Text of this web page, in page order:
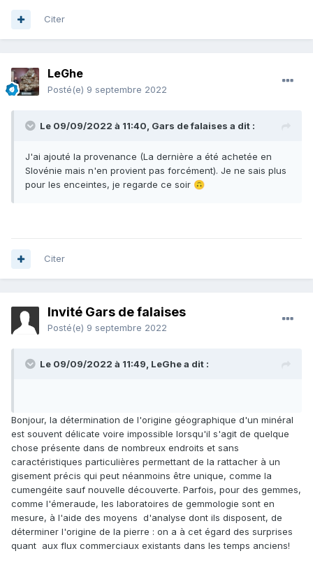
Citer
LeGhe
Posté(e) 9 septembre 2022
Le 09/09/2022 à 11:40, Gars de falaises a dit :
J'ai ajouté la provenance (La dernière a été achetée en
Slovénie mais n'en provient pas forcément). Je ne sais plus
pour les enceintes, je regarde ce soir 🙃
Citer
Invité Gars de falaises
Posté(e) 9 septembre 2022
Le 09/09/2022 à 11:49, LeGhea dit :
Bonjour, la détermination de l'origine géographique d'un minéral
est souvent délicate voire impossible lorsqu'il s'agit de quelque
chose présente dans de nombreux endroits et sans
caractéristiques particulières permettant de la rattacher à un
gisement précis qui peut néanmoins être unique, comme la
cumengéite sauf nouvelle découverte. Parfois, pour des gemmes,
comme l'émeraude, les laboratoires de gemmologie sont en
mesure, à l'aide des moyens d'analyse dont ils disposent, de
déterminer l'origine de la pierre : on a à cet égard des surprises
quant aux flux commerciaux existants dans les temps anciens!